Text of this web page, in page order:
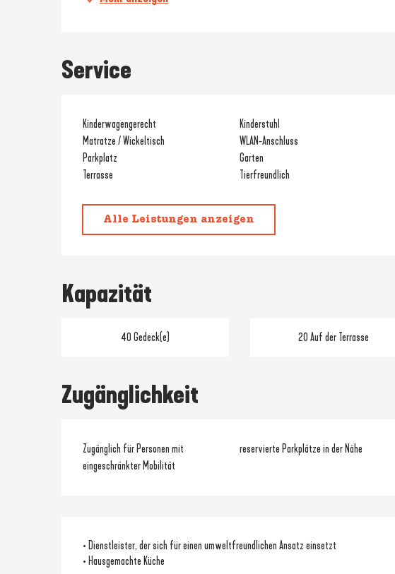
Service
Kinderwagengerecht Kinderstuhl
Matratze / Wickeltisch
WLAN-Anschluss
Parkplatz
Garten
Terrasse
Tierfreundlich
Alle Leistungen anzeigen
Kapazität
40 Gedeck(e) 20 Auf der Terrasse
Zugänglichkeit
Zugänglich für Personen mit
eingeschränkter Mobilität
reservierte Parkplätze in der Nähe
• Dienstleister, der sich für einen umweltfreundlichen Ansatz einsetzt
• Hausgemachte Küche